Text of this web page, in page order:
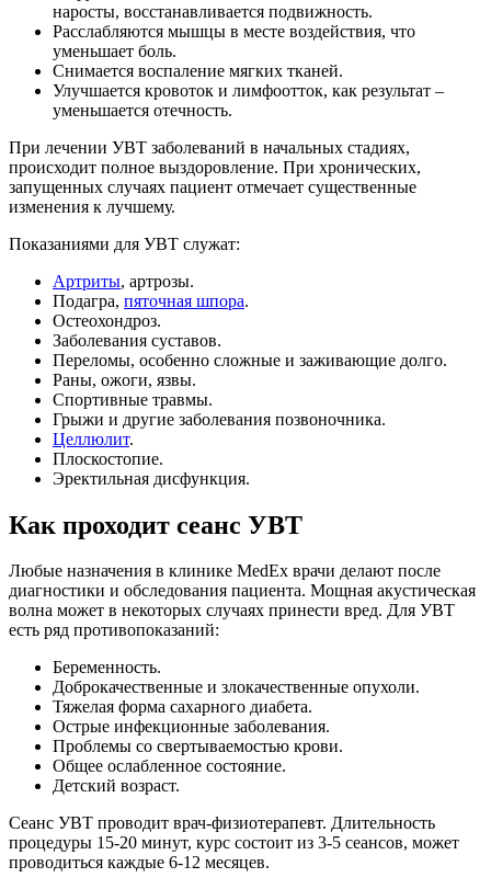
наросты, восстанавливается подвижность.
Расслабляются мышцы в месте воздействия, что
уменьшает боль.
Снимается воспаление мягких тканей.
Улучшается кровоток и лимфоотток, как результат –
уменьшается отечность.
При лечении УВТ заболеваний в начальных стадиях,
происходит полное выздоровление. При хронических,
запущенных случаях пациент отмечает существенные
изменения к лучшему.
Показаниями для УВТ служат:
Артриты, артрозы.
Подагра, пяточная шпора.
Остеохондроз.
Заболевания суставов.
Переломы, особенно сложные и заживающие долго.
Раны, ожоги, язвы.
Спортивные травмы.
Грыжи и другие заболевания позвоночника.
Целлюлит.
Плоскостопие.
Эректильная дисфункция.
Как проходит сеанс УВТ
Любые назначения в клинике MedEx врачи делают после
диагностики и обследования пациента. Мощная акустическая
волна может в некоторых случаях принести вред. Для УВТ
есть ряд противопоказаний:
Беременность.
Доброкачественные и злокачественные опухоли.
Тяжелая форма сахарного диабета.
Острые инфекционные заболевания.
Проблемы со свертываемостью крови.
Общее ослабленное состояние.
Детский возраст.
Сеанс УВТ проводит врач-физиотерапевт. Длительность
процедуры 15-20 минут, курс состоит из 3-5 сеансов, может
проводиться каждые 6-12 месяцев.